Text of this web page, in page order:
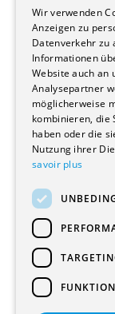
Reportagen
Wohnungen
Renovierungen
Innere Umbauten
Gastgewerbe und
Medizinische
Kultur - Sport -
Industrie -
Transport und
Diverse Bauten
Wir verwenden
Anzeigen zu
Datenverkehr zu
Informationen
Website auch an
Analysepartner
möglicherweise
kombinieren, die
haben oder die
Nutzung ihrer
savoir plus